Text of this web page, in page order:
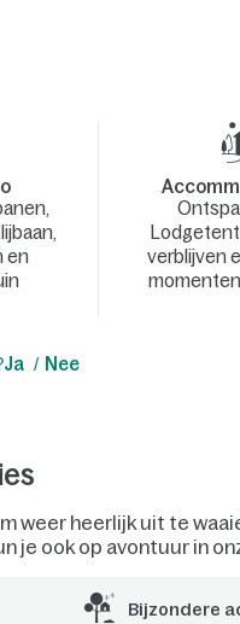
en
verblijven
Ja Nee
weer heerlijk uit te
je ook op avontuur in
Bijzondere